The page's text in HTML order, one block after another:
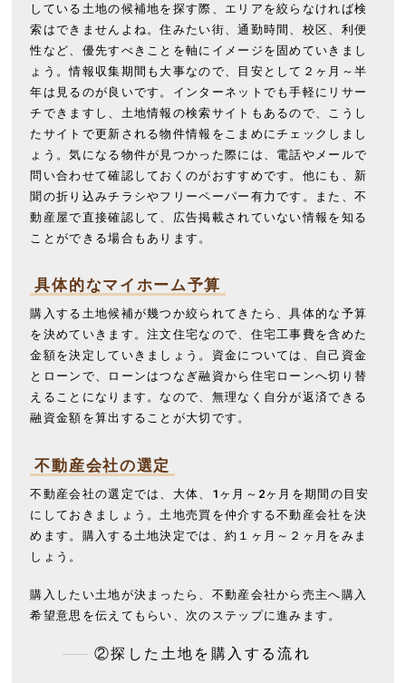
している土地の候補地を探す際、エリアを絞らなければ検
索はできませんよね。住みたい街、通勤時間、校区、利便
性など、優先すべきことを軸にイメージを固めていきまし
ょう。情報収集期間も大事なので、目安として２ヶ月～半
年は見るのが良いです。インターネットでも手軽にリサー
チできますし、土地情報の検索サイトもあるので、こうし
たサイトで更新される物件情報をこまめにチェックしまし
ょう。気になる物件が見つかった際には、電話やメールで
問い合わせて確認しておくのがおすすめです。他にも、新
聞の折り込みチラシやフリーペーパー有力です。また、不
動産屋で直接確認して、広告掲載されていない情報を知る
ことができる場合もあります。
具体的なマイホーム予算
購入する土地候補が幾つか絞られてきたら、具体的な予算
を決めていきます。注文住宅なので、住宅工事費を含めた
金額を決定していきましょう。資金については、自己資金
とローンで、ローンはつなぎ融資から住宅ローンへ切り替
えることになります。なので、無理なく自分が返済できる
融資金額を算出することが大切です。
不動産会社の選定
不動産会社の選定では、大体、1ヶ月～2ヶ月を期間の目安
にしておきましょう。土地売買を仲介する不動産会社を決
めます。購入する土地決定では、約１ヶ月～２ヶ月をみま
しょう。
購入したい土地が決まったら、不動産会社から売主へ購入
希望意思を伝えてもらい、次のステップに進みます。
②探した土地を購入する流れ